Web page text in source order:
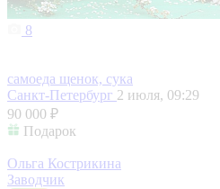
8
самоеда щенок, сука
Санкт-Петербург 2 июля, 09:29
90 000 ₽
Подарок
Ольга Кострикина
Заводчик